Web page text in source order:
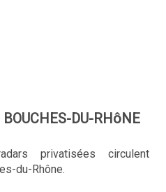
DU-RHôNE
privatisées circulent
du-Rhône.